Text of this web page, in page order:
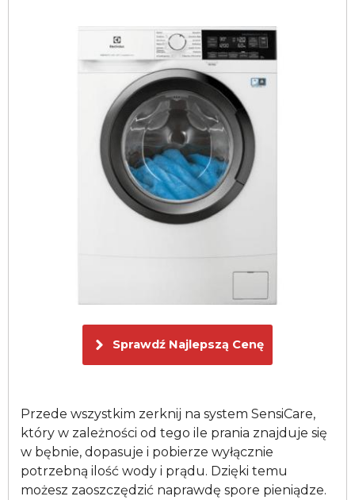
Sprawdź Najlepszą Cenę
Przede wszystkim zerknij na system SensiCare,
który w zależności od tego ile prania znajduje się
w bębnie, dopasuje i pobierze wyłącznie
potrzebną ilość wody i prądu. Dzięki temu
możesz zaoszczędzić naprawdę spore pieniądze.